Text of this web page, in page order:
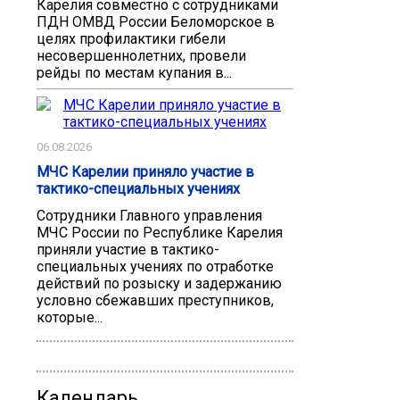
Карелия совместно с сотрудниками
ПДН ОМВД России Беломорское в
целях профилактики гибели
несовершеннолетних, провели
рейды по местам купания в...
06.08.2026
МЧС Карелии приняло участие в
тактико-специальных учениях
Сотрудники Главного управления
МЧС России по Республике Карелия
приняли участие в тактико-
специальных учениях по отработке
действий по розыску и задержанию
условно сбежавших преступников,
которые...